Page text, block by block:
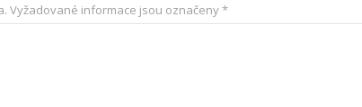
Vyžadované informace jsou označeny*